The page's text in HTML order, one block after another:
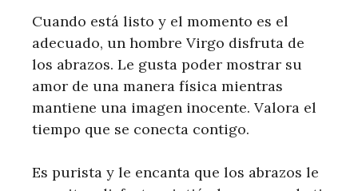
Cuando está listo y el momento es el
adecuado, un hombre Virgo disfruta de
los abrazos. Le gusta poder mostrar su
amor de una manera física mientras
mantiene una imagen inocente. Valora el
tiempo que se conecta contigo.
Es purista y le encanta que los abrazos le